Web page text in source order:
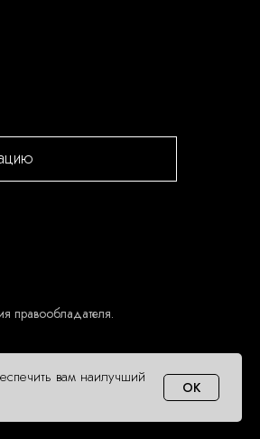
правообладателя.
вам наилучший
OK